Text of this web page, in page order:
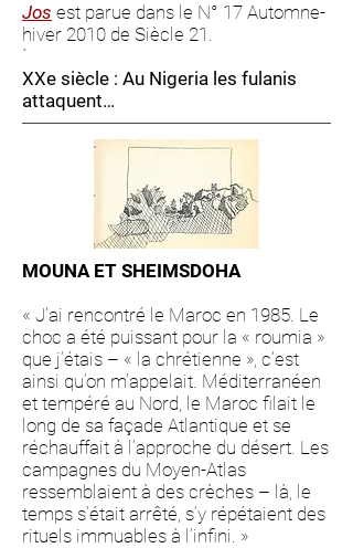
Jos est parue dans le N° 17 Automne-
hiver 2010 de Siècle 21.
`
XXe siècle : Au Nigeria les fulanis
attaquent…
MOUNA ET SHEIMSDOHA
« J’ai rencontré le Maroc en 1985. Le
choc a été puissant pour la « roumia »
que j’étais – « la chrétienne », c’est
ainsi qu’on m’appelait. Méditerranéen
et tempéré au Nord, le Maroc filait le
long de sa façade Atlantique et se
réchauffait à l’approche du désert. Les
campagnes du Moyen-Atlas
ressemblaient à des crèches – là, le
temps s’était arrêté, s’y répétaient des
rituels immuables à l’infini. »